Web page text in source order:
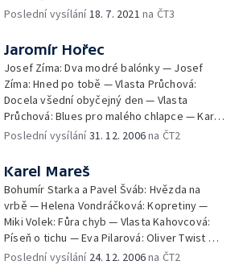
Gajerová a O. Havelka: Houpydy houpy hou
Zahrynovská: Polibek na rozloučenou
kytaru jsem koupil kvůli tobě — Eva Pilarová:
Gott: Dívka s kyticí — D. Vlachová, J.
Zelenková a V. Čižmárová: Bylo jaro — Viktor
Sodoma: Haló děťátko — Naďa Urbánková:
Léto na kole — Waldemar Matuška: Buď rád!
— Jana Petrů a Karel Gott: Den je krásný
Poslední vysílání18. 7. 2021 na ČT3
Jaromír Hořec
Josef Zíma: Dva modré balónky — Josef
Zíma: Hned po tobě — Vlasta Průchová:
Docela všední obyčejný den — Vlasta
Průchová: Blues pro malého chlapce — Karel
Gott: Sedmikráska — Milan Chladil: Kakaové
— Jiří Vašíček: pohádková země — Petr
Kalandra: Chtěl bych umět blues — Jiří
Štědroň: S láskou je svět krásný — Yvetta
Simonová a Milan Chladil: Zlatý déšť — Eva
Pilarová: Nedělní vláček — Milan Martin: Dívka
jménem Pygmalion
Poslední vysílání31. 12. 2006na ČT2
Karel Mareš
Bohumír Starka a Pavel Šváb: Hvězda na
vrbě — Helena Vondráčková: Kopretiny —
Miki Volek: Fůra chyb — Vlasta Kahovcová:
Píseň o tichu — Eva Pilarová: Oliver Twist —
Waldemar Matuška: Padá hvězda — Tam za
Poslední vysílání 24. 12. 2006na ČT2